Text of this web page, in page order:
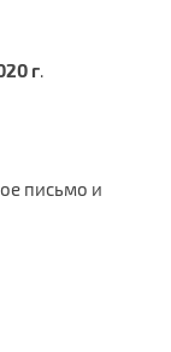
г.
письмо и